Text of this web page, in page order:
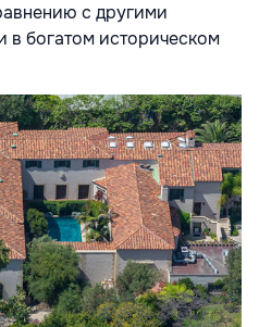
с другими
в богатом историческом